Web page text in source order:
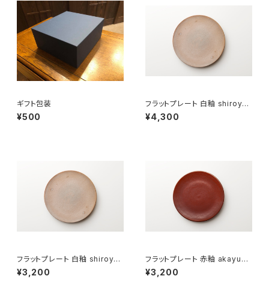
ギフト包装
¥500
フラットプレート 白釉 shiroyu
（21cm）
¥4,300
フラットプレート 白釉 shiroyu
（18cm）
¥3,200
フラットプレート 赤釉 akayu（1
8cm）
¥3,200